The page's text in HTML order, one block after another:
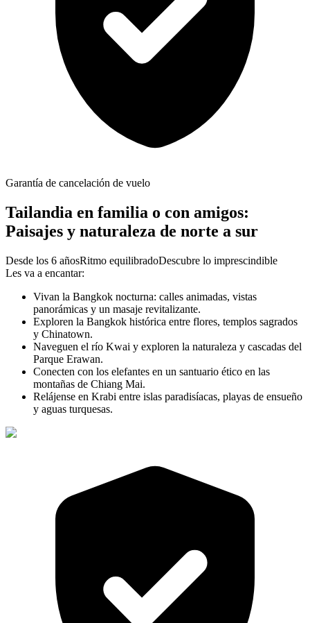
Garantía de cancelación de vuelo
Tailandia en familia o con amigos:
Paisajes y naturaleza de norte a sur
Desde los 6 añosRitmo equilibradoDescubre lo imprescindible
Les va a encantar:
Vivan la Bangkok nocturna: calles animadas, vistas
panorámicas y un masaje revitalizante.
Exploren la Bangkok histórica entre flores, templos sagrados
y Chinatown.
Naveguen el río Kwai y exploren la naturaleza y cascadas del
Parque Erawan.
Conecten con los elefantes en un santuario ético en las
montañas de Chiang Mai.
Relájense en Krabi entre islas paradisíacas, playas de ensueño
y aguas turquesas.